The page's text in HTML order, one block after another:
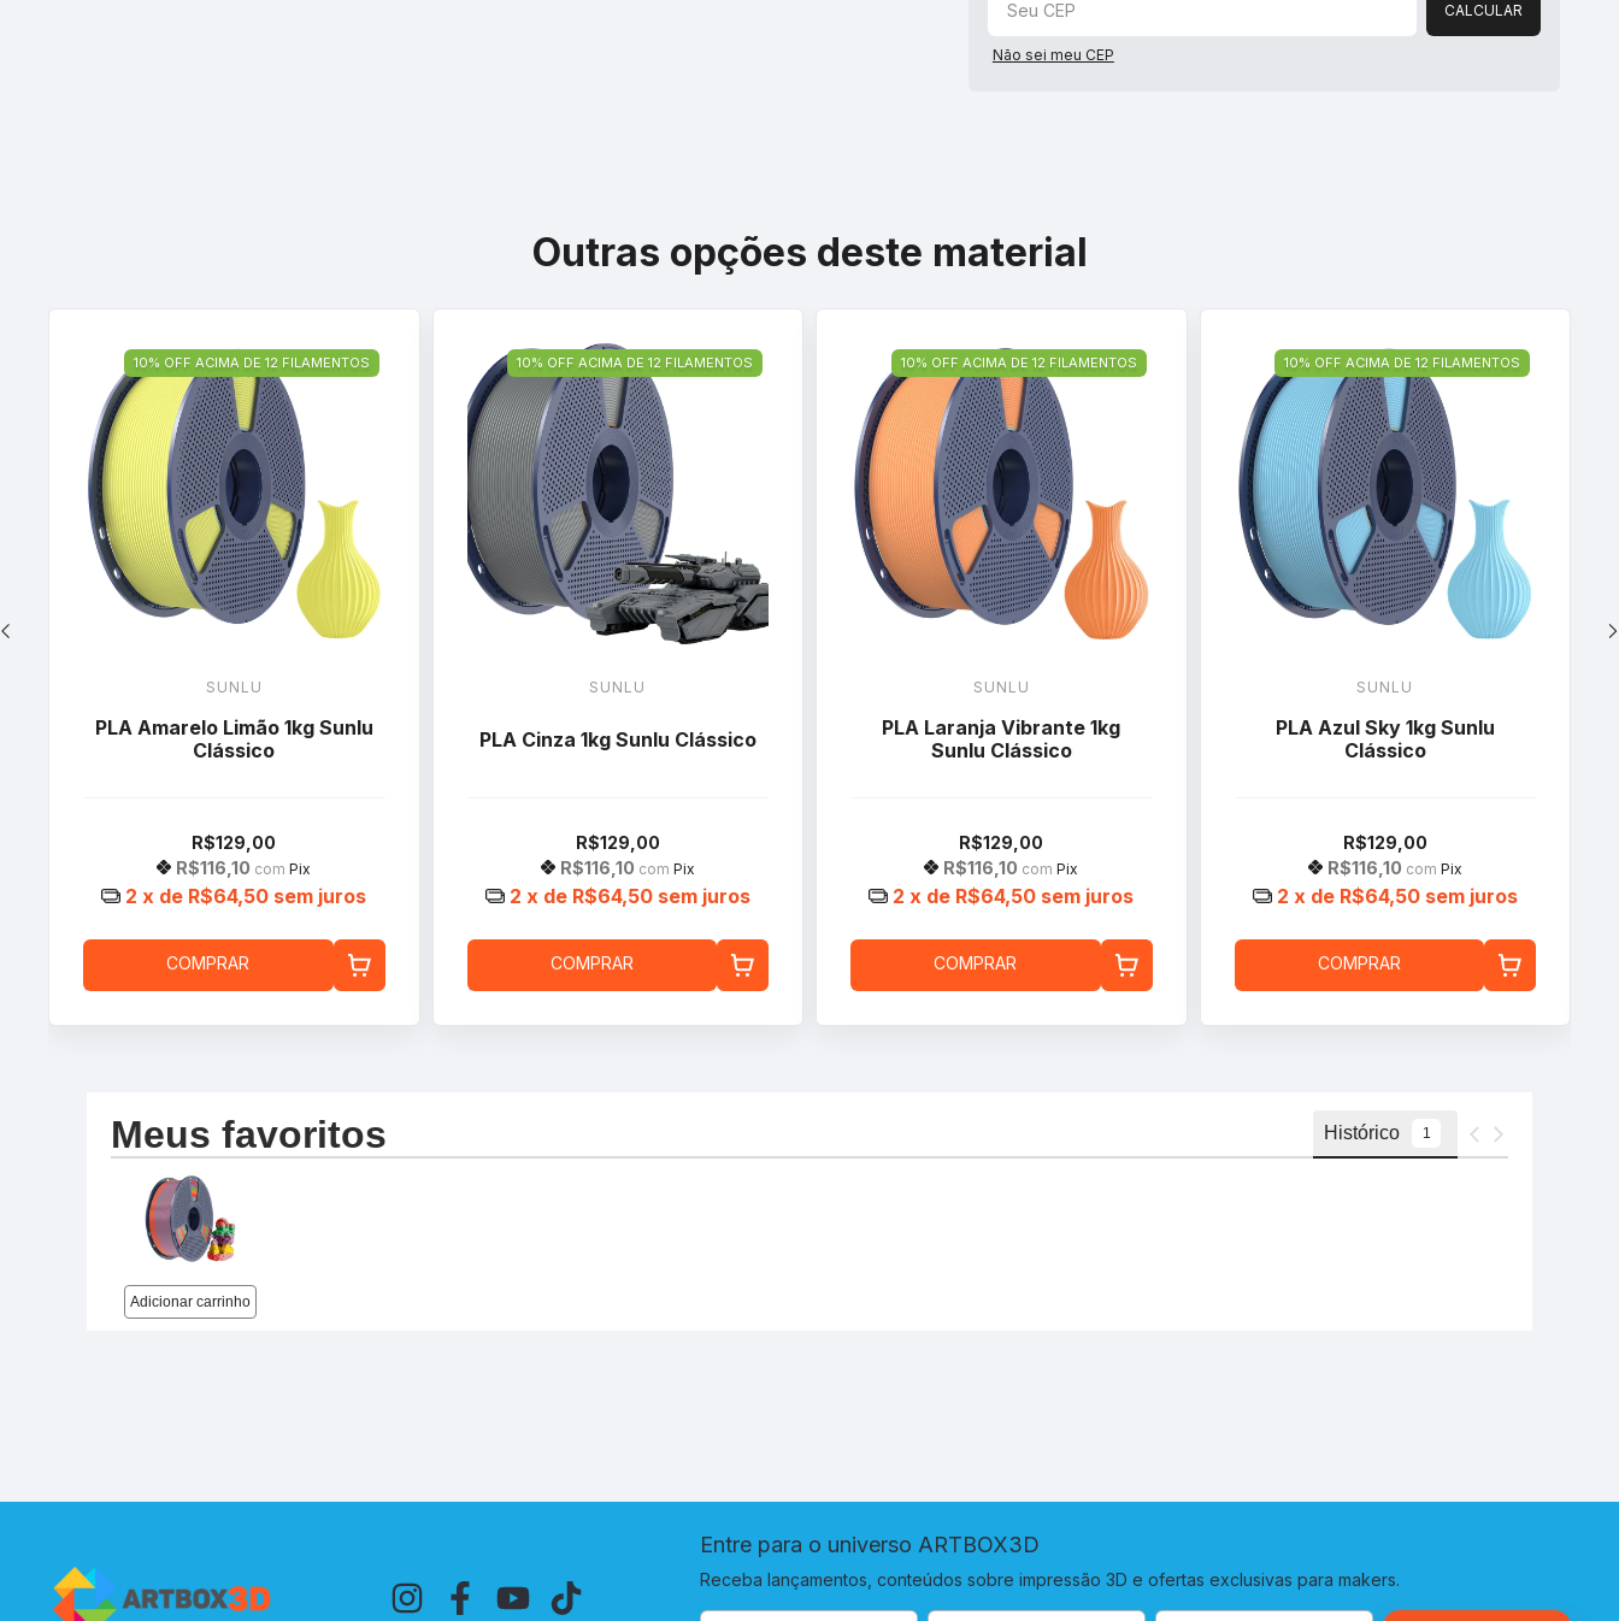
CALCULAR
Não sei meu CEP
Outras opções deste material
10% OFF ACIMA DE 12 FILAMENTOS
SUNLU
PLA Amarelo Limão 1kg Sunlu
Clássico
R$129,00
R$116,10 com Pix
2 x de R$64,50 sem juros
COMPRAR
10% OFF ACIMA DE 12 FILAMENTOS
SUNLU
PLA Cinza 1kg Sunlu Clássico
R$129,00
R$116,10 com Pix
2 x de R$64,50 sem juros
COMPRAR
10% OFF ACIMA DE 12 FILAMENTOS
SUNLU
PLA Laranja Vibrante 1kg
Sunlu Clássico
R$129,00
R$116,10 com Pix
2 x de R$64,50 sem juros
COMPRAR
10% OFF ACIMA DE 12 FILAMENTOS
SUNLU
PLA Azul Sky 1kg Sunlu
Clássico
R$129,00
R$116,10 com Pix
2 x de R$64,50 sem juros
COMPRAR
Entre para o universo ARTBOX3D
Receba lançamentos, conteúdos sobre impressão 3D e ofertas exclusivas para makers.